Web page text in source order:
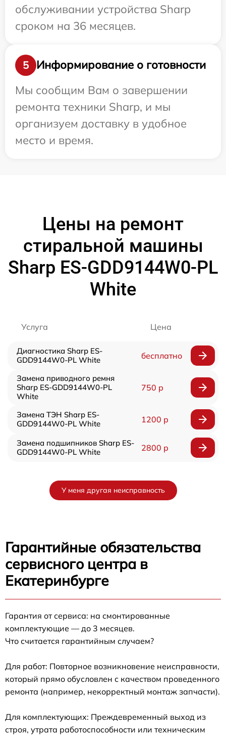
обслуживании устройства Sharp
сроком на 36 месяцев.
5
Информирование о готовности
Мы сообщим Вам о завершении
ремонта техники Sharp, и мы
организуем доставку в удобное
место и время.
Цены на ремонт
стиральной машины
Sharp ES-GDD9144W0-PL
White
Услуга Цена
Диагностика Sharp ES-
GDD9144W0-PL White
бесплатно
Замена приводного ремня
Sharp ES-GDD9144W0-PL
White
750 р
Замена ТЭН Sharp ES-
GDD9144W0-PL White
1200 р
Замена подшипников Sharp ES-
GDD9144W0-PL White
2800 р
У меня другая неисправность
Гарантийные обязательства
сервисного центра в
Екатеринбурге
Гарантия от сервиса: на смонтированные
комплектующие — до 3 месяцев.
Что считается гарантийным случаем?
Для работ: Повторное возникновение неисправности,
который прямо обусловлен с качеством проведенного
ремонта (например, некорректный монтаж запчасти).
Для комплектующих: Преждевременный выход из
строя, утрата работоспособности или техническим